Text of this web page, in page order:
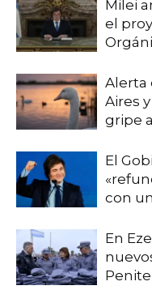
Milei
el
Alerta
Aires
gripe
El
con
En